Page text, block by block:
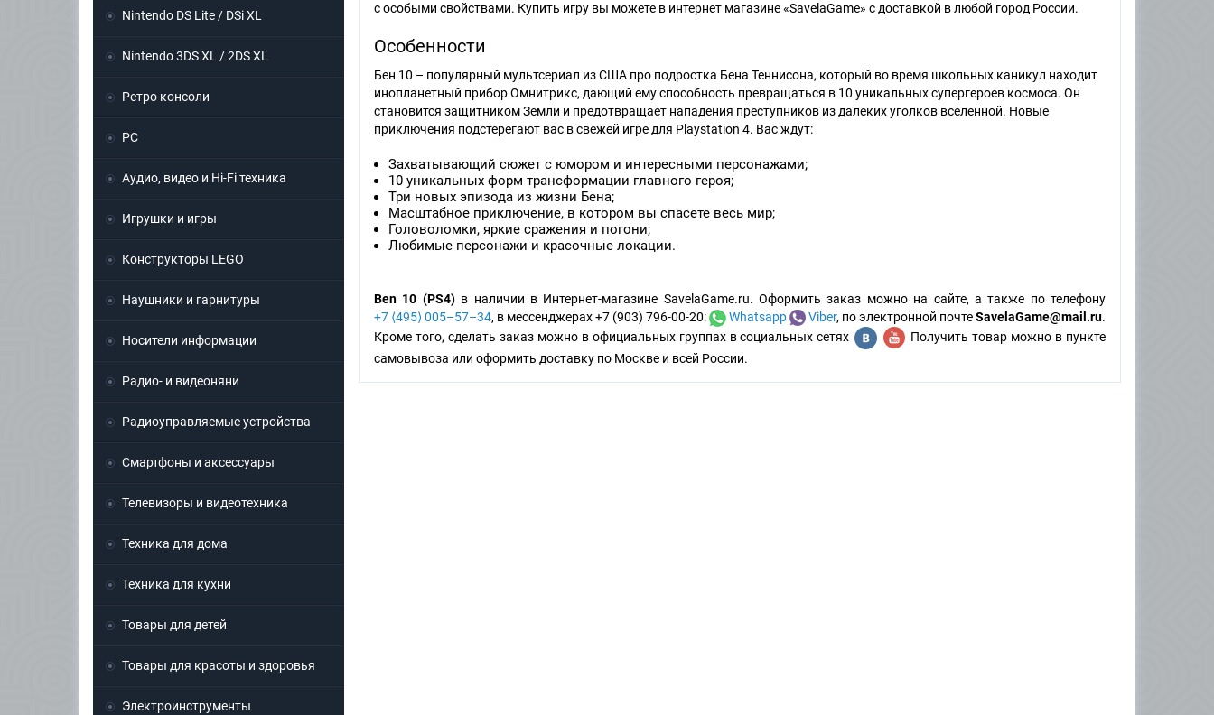
с особыми свойствами. Купить игру вы можете в интернет магазине «SavelaGame» с доставкой в любой город России.
Особенности
Бен 10 – популярный мультсериал из США про подростка Бена Теннисона, который во время школьных каникул находит
инопланетный прибор Омнитрикс, дающий ему способность превращаться в 10 уникальных супергероев космоса. Он
становится защитником Земли и предотвращает нападения преступников из далеких уголков вселенной. Новые
приключения подстерегают вас в свежей игре для Playstation 4. Вас ждут:
Захватывающий сюжет с юмором и интересными персонажами;
10 уникальных форм трансформации главного героя;
Три новых эпизода из жизни Бена;
Масштабное приключение, в котором вы спасете весь мир;
Головоломки, яркие сражения и погони;
Любимые персонажи и красочные локации.
Ben 10 (PS4)в наличии в Интернет-магазине SavelaGame.ru. Оформить заказ можно на сайте, а также по телефону
+7 ⟨495⟩ 005–57–34, в мессенджерах +7 (903) 796-00-20: Whatsapp Viber, по электронной почтеSavelaGame@mail.ru.
Кроме того, сделать заказ можно в официальных группах в социальных сетях
Получить товар можно в пункте
самовывоза или оформить доставку по Москве и всей России.
Nintendo DS Lite / DSi XL
Nintendo 3DS XL / 2DS XL
Ретро консоли
PC
Аудио, видео и Hi-Fi техника
Игрушки и игры
Конструкторы LEGO
Наушники и гарнитуры
Носители информации
Радио- и видеоняни
Радиоуправляемые устройства
Смартфоны и аксессуары
Телевизоры и видеотехника
Техника для дома
Техника для кухни
Товары для детей
Товары для красоты и здоровья
Электроинструменты